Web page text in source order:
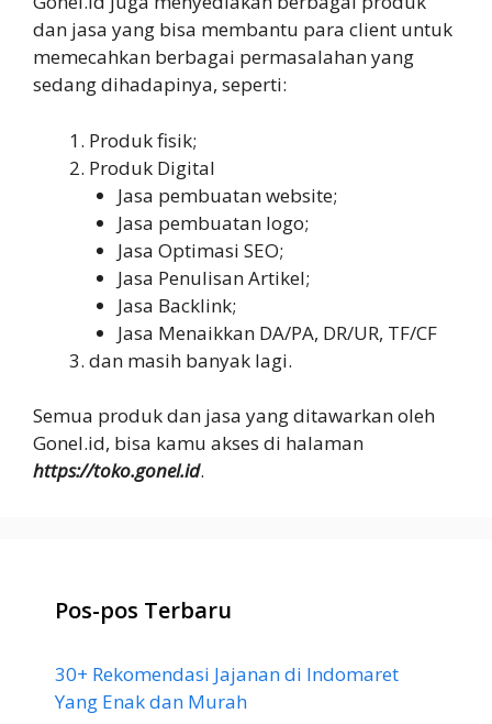
dan jasa yang bisa membantu para client untuk
memecahkan berbagai permasalahan yang
sedang dihadapinya, seperti:
Produk fisik;
Produk Digital
Jasa pembuatan website;
Jasa pembuatan logo;
Jasa Optimasi SEO;
Jasa Penulisan Artikel;
Jasa Backlink;
Jasa Menaikkan DA/PA, DR/UR, TF/CF
dan masih banyak lagi.
Semua produk dan jasa yang ditawarkan oleh
Gonel.id, bisa kamu akses di halaman
https://toko.gonel.id.
Pos-pos Terbaru
30+ Rekomendasi Jajanan di Indomaret
Yang Enak dan Murah